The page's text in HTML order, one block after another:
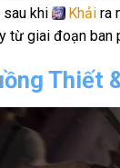
khi
Khải ra
từ giai đoạn ban
Thiết